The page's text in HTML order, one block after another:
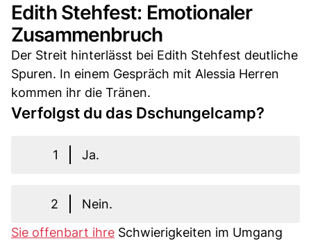
Edith Stehfest: Emotionaler
Zusammenbruch
Der Streit hinterlässt bei Edith Stehfest deutliche
Spuren. In einem Gespräch mit Alessia Herren
kommen ihr die Tränen.
Verfolgst du das Dschungelcamp?
1 Ja.
2
Nein.
Sie offenbart ihre Schwierigkeiten im Umgang